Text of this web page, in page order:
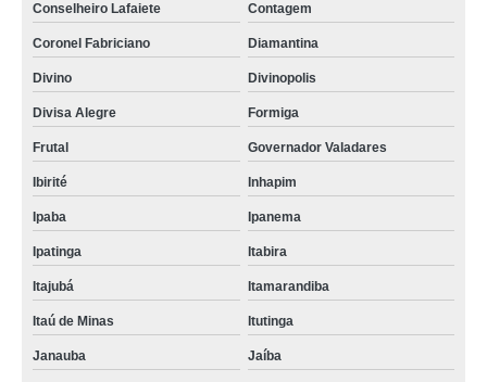
Conselheiro Lafaiete Contagem
Coronel Fabriciano Diamantina
Divino Divinopolis
Divisa Alegre Formiga
Frutal Governador Valadares
Ibirité Inhapim
Ipaba Ipanema
Ipatinga Itabira
Itajubá Itamarandiba
Itaú de Minas Itutinga
Janauba Jaíba